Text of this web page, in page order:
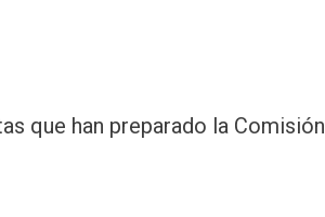
que han preparado la Comisión